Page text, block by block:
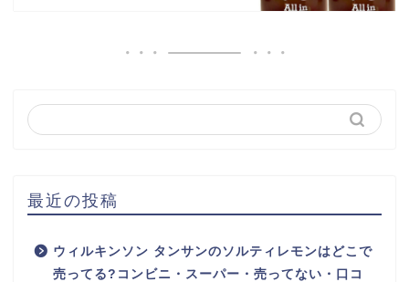
最近の投稿
ウィルキンソン タンサンのソルティレモンはどこで
売ってる?コンビニ・スーパー・売ってない・口コ